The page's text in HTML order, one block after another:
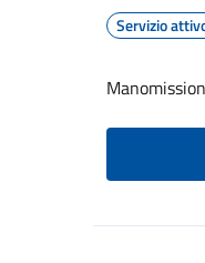
Servizio